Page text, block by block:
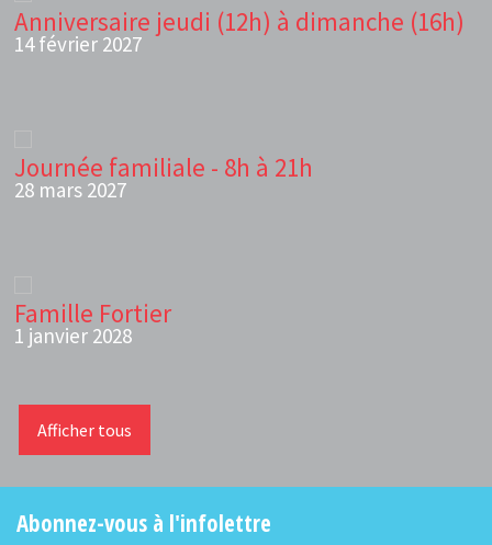
Anniversaire jeudi (12h) à dimanche (16h)
14 février 2027
Journée familiale - 8h à 21h
28 mars 2027
Famille Fortier
1 janvier 2028
Afficher tous
Abonnez-vous à l'infolettre